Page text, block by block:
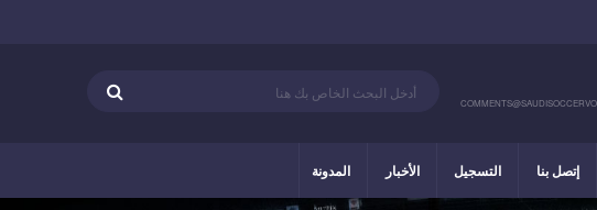
إتصل بنا التسجيل الأخبار المدونة